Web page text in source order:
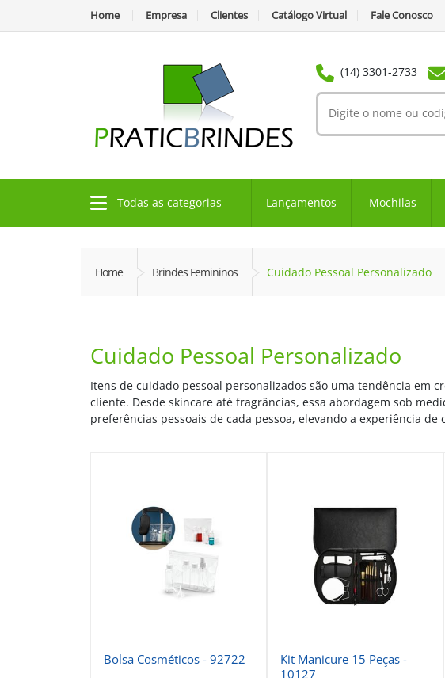
Home Empresa Clientes Catálogo Virtual Fale Conosco
(14) 3301-2733
Todas as categorias Lançamentos Mochilas
Home Brindes Femininos Cuidado Pessoal Personalizado
Cuidado Pessoal Personalizado
Itens de cuidado pessoal personalizados são uma tendência em
cliente. Desde skincare até fragrâncias, essa abordagem sob
preferências pessoais de cada pessoa, elevando a experiência
Bolsa Cosméticos - 92722
Kit Manicure 15 Peças -
10127